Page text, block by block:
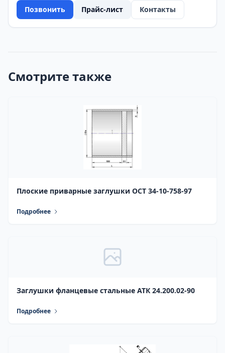
Позвонить
Прайс-лист Контакты
Смотрите также
Плоские приварные заглушки ОСТ 34-10-758-97
Подробнее
Заглушки фланцевые стальные АТК 24.200.02-90
Подробнее